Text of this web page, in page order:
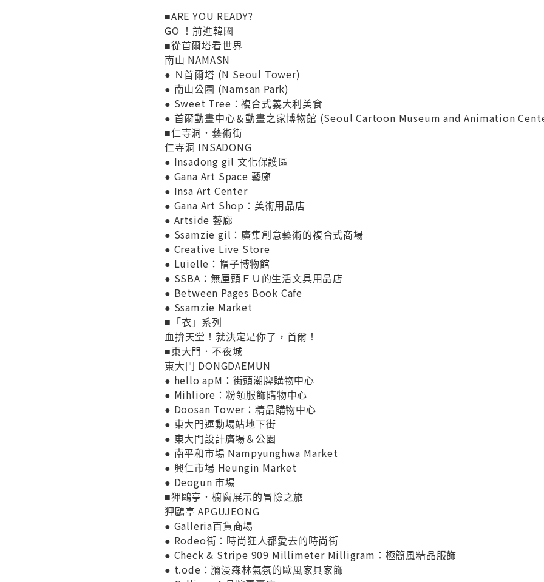
■ARE YOU READY?
GO ！前進韓國
■從首爾塔看世界
南山 NAMASN
● Ｎ首爾塔 (N Seoul Tower)
● 南山公園 (Namsan Park)
● Sweet Tree：複合式義大利美食
● 首爾動畫中心＆動畫之家博物館 (Seoul Cartoon Museum and Animation
■仁寺洞．藝術街
仁寺洞 INSADONG
● Insadong gil 文化保護區
● Gana Art Space 藝廊
● Insa Art Center
● Gana Art Shop：美術用品店
● Artside 藝廊
● Ssamzie gil：廣集創意藝術的複合式商場
● Creative Live Store
● Luielle：帽子博物館
● SSBA：無厘頭ＦＵ的生活文具用品店
● Between Pages Book Cafe
● Ssamzie Market
■「衣」系列
血拚天堂！就決定是你了，首爾！
■東大門．不夜城
東大門 DONGDAEMUN
● hello apM：街頭潮牌購物中心
● Mihliore：粉領服飾購物中心
● Doosan Tower：精品購物中心
● 東大門運動場站地下街
● 東大門設計廣場＆公園
● 南平和市場 Nampyunghwa Market
● 興仁市場 Heungin Market
● Deogun 市場
■狎鷗亭．櫥窗展示的冒險之旅
狎鷗亭 APGUJEONG
● Galleria百貨商場
● Rodeo街：時尚狂人都愛去的時尚街
● Check & Stripe 909 Millimeter Milligram：極簡風精品服飾
● t.ode：瀰漫森林氣氛的歐風家具家飾